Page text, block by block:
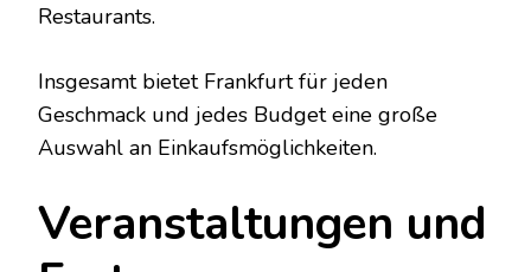
Restaurants.
Insgesamt bietet Frankfurt für jeden
Geschmack und jedes Budget eine große
Auswahl an Einkaufsmöglichkeiten.
Veranstaltungen und